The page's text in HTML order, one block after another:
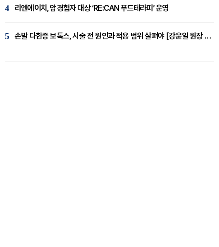
4 리엔에이치, 암경험자 대상 ‘RE:CAN 푸드테라피’ 운영
5 손발 다한증 보톡스, 시술 전 원인과 적용 범위 살펴야 [강윤일 원장 칼럼]